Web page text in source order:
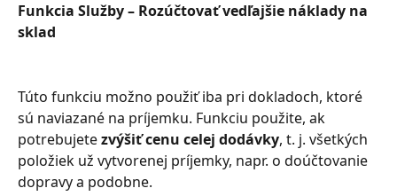
Funkcia Služby – Rozúčtovať vedľajšie náklady na
sklad
Túto funkciu možno použiť iba pri dokladoch, ktoré
sú naviazané na príjemku. Funkciu použite, ak
potrebujete zvýšiť cenu celej dodávky, t. j. všetkých
položiek už vytvorenej príjemky, napr. o doúčtovanie
dopravy a podobne.